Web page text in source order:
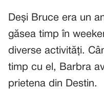
Deși Bruce era un
găsea timp în
diverse activități.
timp cu el, Barbra
prietena din Destin.